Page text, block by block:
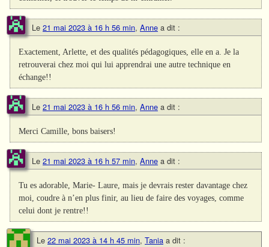
Le 21 mai 2023 à 16 h 56 min, Anne a dit :
Exactement, Arlette, et des qualités pédagogiques, elle en a. Je la
retrouverai chez moi qui lui apprendrai une autre technique en
échange!!
Le 21 mai 2023 à 16 h 56 min, Anne a dit :
Merci Camille, bons baisers!
Le 21 mai 2023 à 16 h 57 min, Anne a dit :
Tu es adorable, Marie- Laure, mais je devrais rester davantage chez
moi, coudre à n’en plus finir, au lieu de faire des voyages, comme
celui dont je rentre!!
Le 22 mai 2023 à 14 h 45 min, Tania a dit :